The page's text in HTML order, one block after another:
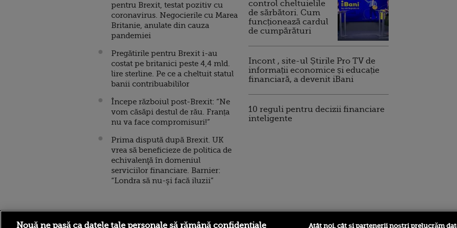
pentru Brexit, testat pozitiv cu
coronavirus. Negocierile cu Marea
Britanie, anulate din cauza
pandemiei
Pregătirile pentru Brexit i-au
costat pe britanici peste 4,4 mld.
lire sterline. Pe ce a cheltuit statul
banii contribuabililor
Începe războiul post-Brexit: “Ne
vom căsăpi destul de rău. Franța
nu va face compromisuri!”
Prima dispută după Brexit. UK
vrea să beneficieze de politica de
echivalenţă în domeniul
serviciilor financiare. Barnier:
“Londra să nu-şi facă iluzii”
control cheltuielile
de sărbători. Cum
funcționează cardul
de cumpărături
Incont , site-ul Știrile Pro TV de
informații economice și educație
financiară, a devenit iBani
10 reguli pentru decizii financiare
inteligente
Stirileprotv.ro ilike-it.ro foodstory.ro Procinema.ro
Nouă ne pasă ca datele tale personale să rămână confidențiale Atât noi, cât și partenerii noștri prelucrăm